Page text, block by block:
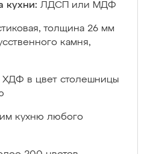
кухни: ЛДСП или МДФ
толщина 26 мм
камня,
ХДФ в цвет столешницы
кухню любого